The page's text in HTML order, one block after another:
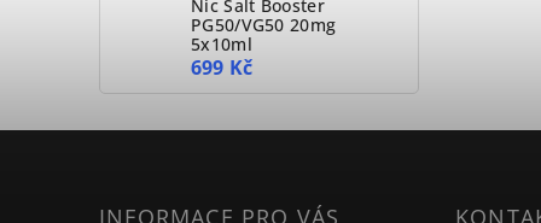
Nic Salt Booster
PG50/VG50 20mg
5x10ml
699 Kč
INFORMACE PRO VÁS